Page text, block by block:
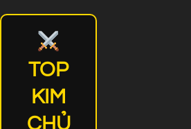
TOP
KIM
CHỦ